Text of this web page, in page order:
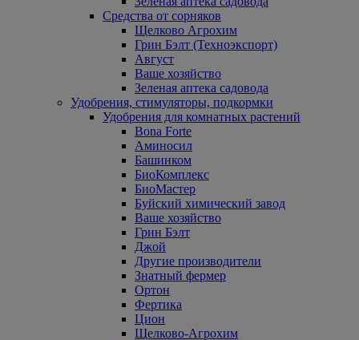
Средства от сорняков
Щелково Агрохим
Грин Бэлт (Техноэкспорт)
Август
Ваше хозяйство
Зеленая аптека садовода
Удобрения, стимуляторы, подкормки
Удобрения для комнатных растений
Bona Forte
Аминосил
Башинком
БиоКомплекс
БиоМастер
Буйский химический завод
Ваше хозяйство
Грин Бэлт
Джой
Другие производители
Знатный фермер
Ортон
Фертика
Цион
Щелково-Агрохим